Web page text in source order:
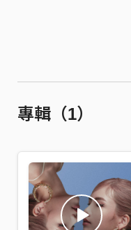
專輯（1）